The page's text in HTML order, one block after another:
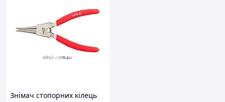
Знімач стопорних кілець